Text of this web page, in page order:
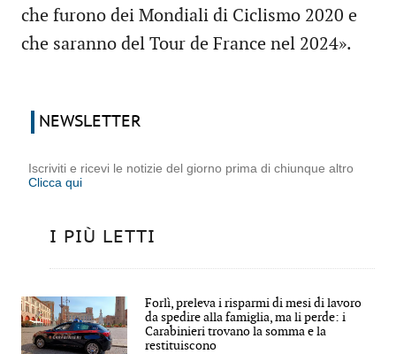
che furono dei Mondiali di Ciclismo 2020 e
che saranno del Tour de France nel 2024».
NEWSLETTER
Iscriviti e ricevi le notizie del giorno prima di chiunque altro
Clicca qui
I PIÙ LETTI
Forlì, preleva i risparmi di mesi di lavoro
da spedire alla famiglia, ma li perde: i
Carabinieri trovano la somma e la
restituiscono